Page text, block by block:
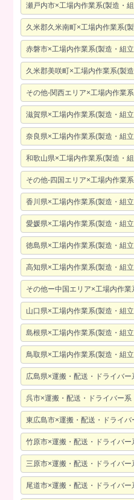
瀬戸内市×工場内作業系(製造・
久米郡久米南町×工場内作業系(
赤磐市×工場内作業系(製造・組
久米郡美咲町×工場内作業系(製
その他-関西エリア×工場内作業
滋賀県×工場内作業系(製造・組
奈良県×工場内作業系(製造・組
和歌山県×工場内作業系(製造・
その他-四国エリア×工場内作業
香川県×工場内作業系(製造・組
愛媛県×工場内作業系(製造・組
徳島県×工場内作業系(製造・組
高知県×工場内作業系(製造・組
その他ー中国エリア×工場内作
山口県×工場内作業系(製造・組
島根県×工場内作業系(製造・組
鳥取県×工場内作業系(製造・組
広島県×運搬・配送・ドライバー
呉市×運搬・配送・ドライバー系
東広島市×運搬・配送・ドライバ
竹原市×運搬・配送・ドライバー
三原市×運搬・配送・ドライバー
尾道市×運搬・配送・ドライバー